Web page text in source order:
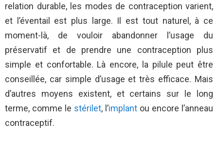
relation durable, les modes de contraception varient,
et l’éventail est plus large. Il est tout naturel, à ce
moment-là, de vouloir abandonner l’usage du
préservatif et de prendre une contraception plus
simple et confortable. Là encore, la pilule peut être
conseillée, car simple d’usage et très efficace. Mais
d’autres moyens existent, et certains sur le long
terme, comme le stérilet, l’implant ou encore l’anneau
contraceptif.